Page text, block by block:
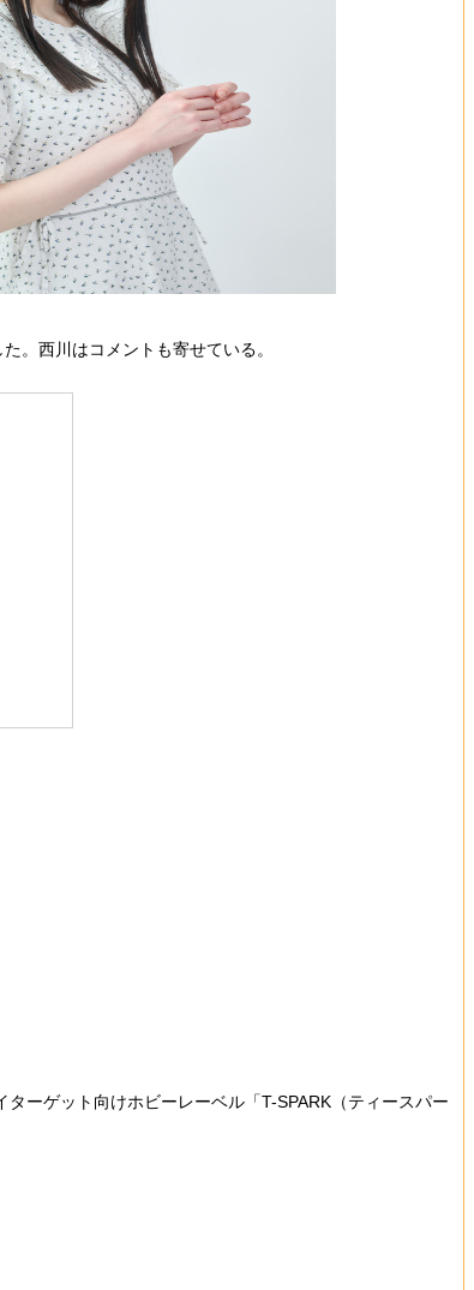
。西川はコメントも寄せている。
ーゲット向けホビーレーベル「T-SPARK（ティースパー